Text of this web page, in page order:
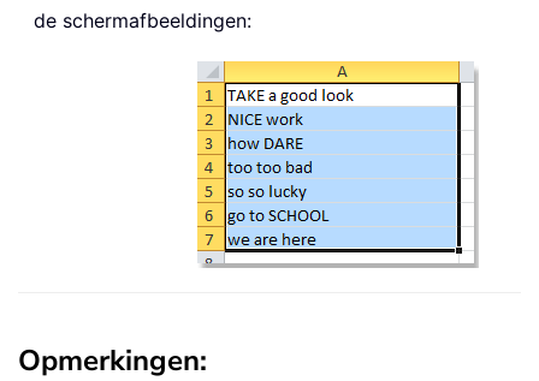
de schermafbeeldingen:
Opmerkingen: